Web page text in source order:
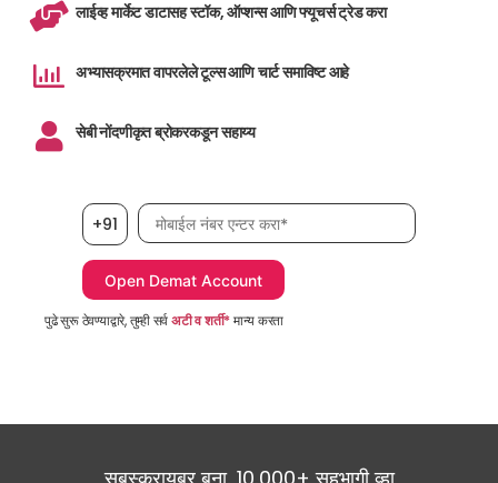
लाईव्ह मार्केट डाटासह स्टॉक, ऑप्शन्स आणि फ्यूचर्स ट्रेड करा
अभ्यासक्रमात वापरलेले टूल्स आणि चार्ट समाविष्ट आहे
सेबी नोंदणीकृत ब्रोकरकडून सहाय्य
+91 मोबाईल नंबर, आवश्यक
पुढे सुरू ठेवण्याद्वारे, तुम्ही सर्वअटी व शर्ती*मान्य करता